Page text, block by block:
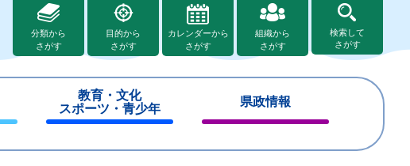
分類から
さがす
目的から
さがす
カレンダーから
さがす
組織から
さがす
検索して
さがす
教育・文化
スポーツ・青少年
じ
県政情報
じ